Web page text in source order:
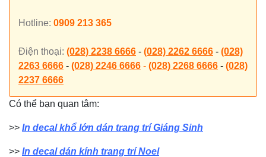
Hotline: 0909 213 365
Điện thoại: (028) 2238 6666 - (028) 2262 6666 - (028)
2263 6666 - (028) 2246 6666 - (028) 2268 6666 - (028)
2237 6666
Có thể bạn quan tâm:
>> In decal khổ lớn dán trang trí Giáng Sinh
>> In decal dán kính trang trí Noel